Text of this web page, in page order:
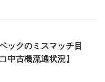
ックのミスマッチ目
中古機流通状況】